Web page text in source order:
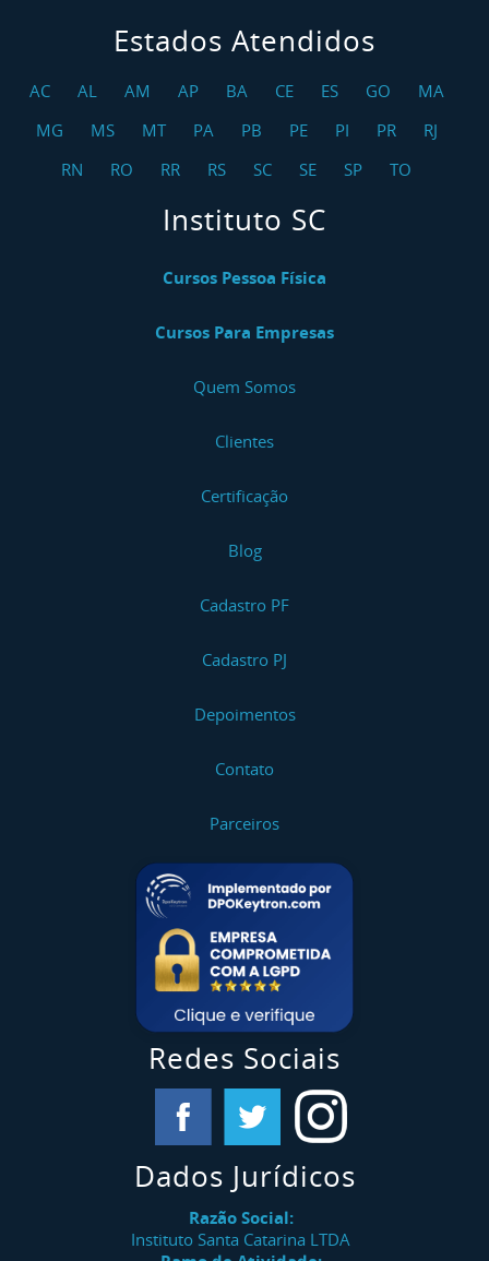
Estados Atendidos
AC AL AM AP BA CE ES GO
MA
MG
MS MT PA PB PE PI PR
RJ
RN
RO RR RS SC SE SP TO
Instituto SC
Cursos Pessoa Física
Cursos Para Empresas
Quem Somos
Clientes
Certificação
Blog
Cadastro PF
Cadastro PJ
Depoimentos
Contato
Parceiros
Redes Sociais
Dados Jurídicos
Razão Social:
Instituto Santa Catarina LTDA